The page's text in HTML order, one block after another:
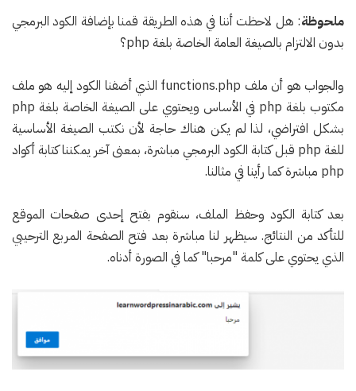
ملحوظة: هل لاحظت أننا في هذه الطريقة قمنا بإضافة الكود البرمجي
بدون الالتزام بالصيغة العامة الخاصة بلغة php؟
والجواب هو أن ملف functions.php الذي أضفنا الكود إليه هو ملف
مكتوب بلغة php في الأساس ويحتوي على الصيغة الخاصة بلغة php
بشكل افتراضي، لذا لم يكن هناك حاجة لأن نكتب الصيغة الأساسية
للغة php قبل كتابة الكود البرمجي مباشرة، بمعنى آخر يمكننا كتابة أكواد
php مباشرة كما رأينا في مثالنا.
بعد كتابة الكود وحفظ الملف، سنقوم بفتح إحدى صفحات الموقع
للتأكد من النتائج. سيظهر لنا مباشرة بعد فتح الصفحة المربع الترحيبي
الذي يحتوي على كلمة "مرحبا" كما في الصورة أدناه.